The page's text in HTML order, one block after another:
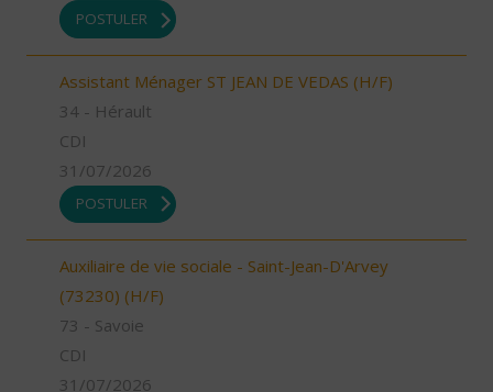
POSTULER
Assistant Ménager ST JEAN DE VEDAS (H/F)
34 - Hérault
CDI
31/07/2026
POSTULER
Auxiliaire de vie sociale - Saint-Jean-D'Arvey
(73230) (H/F)
73 - Savoie
CDI
31/07/2026